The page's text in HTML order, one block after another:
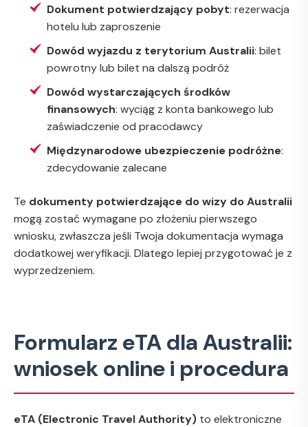
Dokument potwierdzający pobyt: rezerwacja
hotelu lub zaproszenie
Dowód wyjazdu z terytorium Australii: bilet
powrotny lub bilet na dalszą podróż
Dowód wystarczających środków
finansowych: wyciąg z konta bankowego lub
zaświadczenie od pracodawcy
Międzynarodowe ubezpieczenie podróżne:
zdecydowanie zalecane
Te dokumenty potwierdzające do wizy do Australii
mogą zostać wymagane po złożeniu pierwszego
wniosku, zwłaszcza jeśli Twoja dokumentacja wymaga
dodatkowej weryfikacji. Dlatego lepiej przygotować je z
wyprzedzeniem.
Formularz eTA dla Australii:
wniosek online i procedura
eTA (Electronic Travel Authority) to elektroniczne